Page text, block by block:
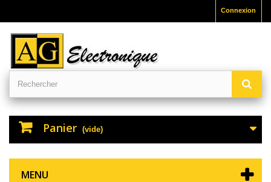
Connexion
Panier (vide)
MENU